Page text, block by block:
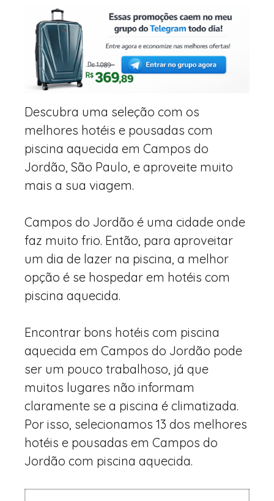
Descubra uma seleção com os
melhores hotéis e pousadas com
piscina aquecida em Campos do
Jordão, São Paulo, e aproveite muito
mais a sua viagem.
Campos do Jordão é uma cidade onde
faz muito frio. Então, para aproveitar
um dia de lazer na piscina, a melhor
opção é se hospedar em hotéis com
piscina aquecida.
Encontrar bons hotéis com piscina
aquecida em Campos do Jordão pode
ser um pouco trabalhoso, já que
muitos lugares não informam
claramente se a piscina é climatizada.
Por isso, selecionamos 13 dos melhores
hotéis e pousadas em Campos do
Jordão com piscina aquecida.